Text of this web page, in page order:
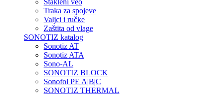
Stakleni veo
Traka za spojeve
Valjci i ručke
Zaštita od vlage
SONOTIZ katalog
Sonotiz AT
Sonotiz ATA
Sono-AL
SONOTIZ BLOCK
Sonofol PE A|B|C
SONOTIZ THERMAL